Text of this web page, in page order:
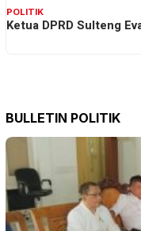
POLITIK
Ketua DPRD Sulteng
BULLETIN POLITIK